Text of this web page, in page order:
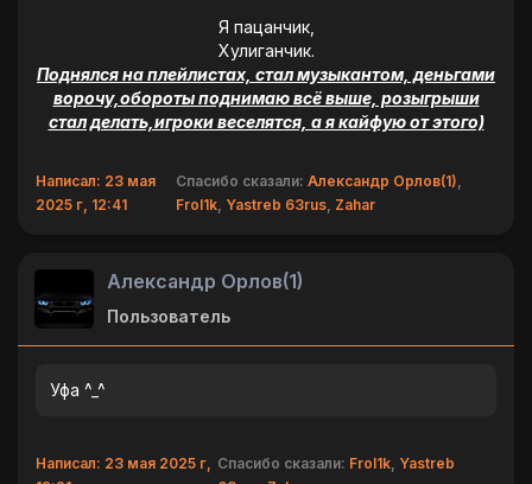
Я пацанчик,
Хулиганчик.
Поднялся на плейлистах, стал музыкантом, деньгами
ворочу,обороты поднимаю всё выше, розыгрыши
стал делать,игроки веселятся, а я кайфую от этого)
Написал: 23 мая
2025 г, 12:41
Спасибо сказали:Александр Орлов(1),
Frol1k, Yastreb 63rus, Zahar
Александр Орлов(1)
Пользователь
Уфа ^_^
Написал: 23 мая 2025 г, Спасибо сказали: Frol1k, Yastreb